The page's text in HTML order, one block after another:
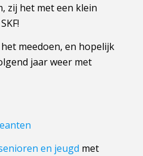
zij het met een klein
meedoen, en hopelijk
jaar weer met
en jeugd met